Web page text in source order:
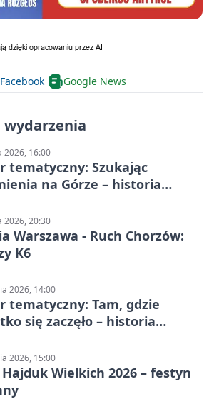
Facebook Google News
wydarzenia
2026, 16:00
tematyczny: Szukając
na Górze – historia
2026, 20:30
Warszawa - Ruch Chorzów:
K6
2026, 14:00
tematyczny: Tam, gdzie
się zaczęło – historia
2026, 15:00
Wielkich 2026 – festyn